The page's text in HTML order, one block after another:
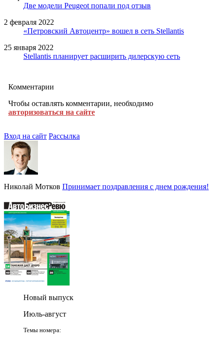
Две модели Peugeot попали под отзыв
2 февраля 2022
«Петровский Автоцентр» вошел в сеть Stellantis
25 января 2022
Stellantis планирует расширить дилерскую сеть
Комментарии
Чтобы оставлять комментарии, необходимо
авторизоваться на сайте
Вход на сайт Рассылка
Николай Мотков Принимает поздравления с днем рождения!
Новый выпуск
Июль-август
Темы номера: